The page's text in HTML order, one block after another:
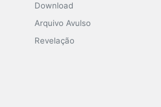
Download
Arquivo Avulso
Revelação